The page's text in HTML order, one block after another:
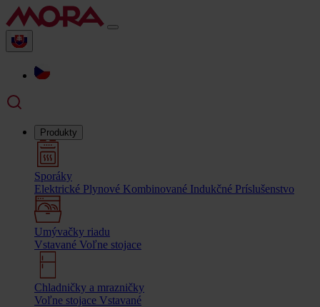
Produkty
Sporáky
Elektrické Plynové Kombinované Indukčné Príslušenstvo
Umývačky riadu
Vstavané Voľne stojace
Chladničky a mrazničky
Voľne stojace Vstavané